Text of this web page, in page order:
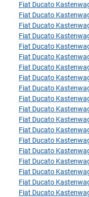
Fiat Ducato
Fiat Ducato
Fiat Ducato
Fiat Ducato
Fiat Ducato
Fiat Ducato
Fiat Ducato
Fiat Ducato
Fiat Ducato
Fiat Ducato
Fiat Ducato
Fiat Ducato
Fiat Ducato
Fiat Ducato
Fiat Ducato
Fiat Ducato
Fiat Ducato
Fiat Ducato
Fiat Ducato